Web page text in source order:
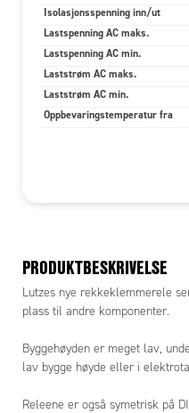
Isolasjonsspenning inn/ut
Lastspenning AC maks.
Lastspenning AC min.
Laststrøm AC maks.
Laststrøm AC min.
Oppbevaringstemperatur fra
PRODUKTBESKRIVELSE
Lutzes nye rekkeklemmerele
plass til andre komponenter.
Byggehøyden er meget lav,
lav bygge høyde eller i
Releene er også symetrisk på